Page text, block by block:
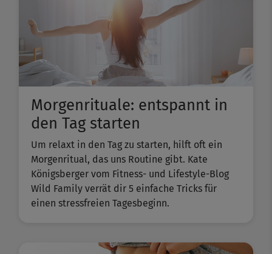
Morgenrituale: entspannt in
den Tag starten
Um relaxt in den Tag zu starten, hilft oft ein
Morgenritual, das uns Routine gibt. Kate
Königsberger vom Fitness- und Lifestyle-Blog
Wild Family verrät dir 5 einfache Tricks für
einen stressfreien Tagesbeginn.